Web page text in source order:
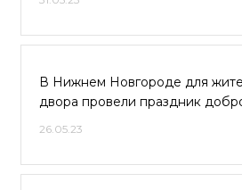
В Нижнем Новгороде для
двора провели праздник
26.05.23